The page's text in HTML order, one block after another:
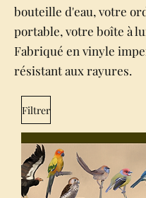
bouteille d'eau, votre
portable, votre boîte à
Fabriqué en vinyle
résistant aux rayures.
Filtrer